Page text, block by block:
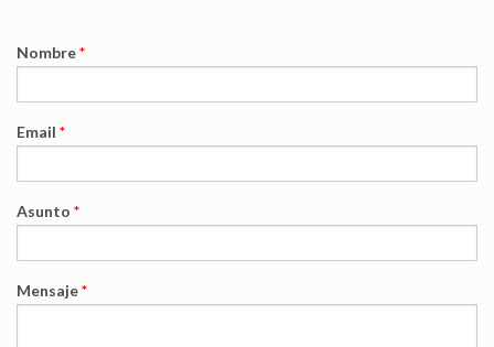
Nombre*
Email *
Asunto *
Mensaje*